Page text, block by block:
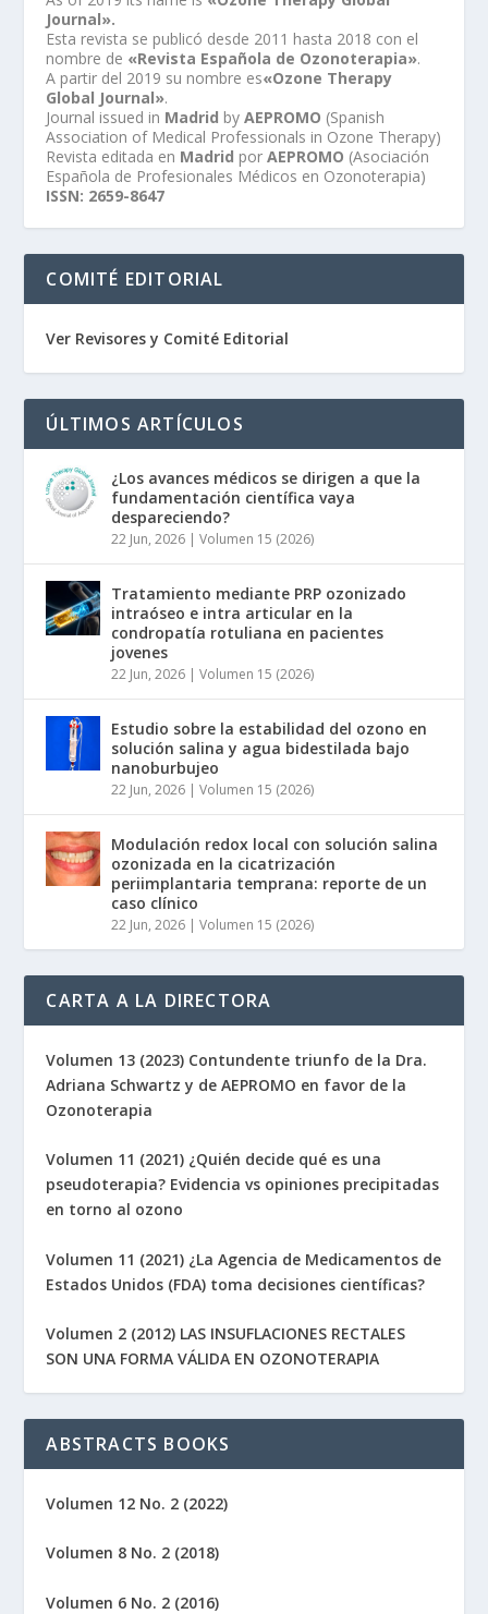
Journal».
Esta revista se publicó desde 2011 hasta 2018 con el
nombre de «Revista Española de Ozonoterapia».
A partir del 2019 su nombre es«Ozone Therapy
Global Journal».
Journal issued in Madrid byAEPROMO (Spanish
Association of Medical Professionals in Ozone Therapy)
Revista editada en Madrid porAEPROMO (Asociación
Española de Profesionales Médicos en Ozonoterapia)
ISSN: 2659-8647
COMITÉ EDITORIAL
Ver Revisores y Comité Editorial
ÚLTIMOS ARTÍCULOS
¿Los avances médicos se dirigen a que la
fundamentación científica vaya
despareciendo?
22 Jun, 2026 |Volumen 15 (2026)
Tratamiento mediante PRP ozonizado
intraóseo e intra articular en la
condropatía rotuliana en pacientes
jovenes
22 Jun, 2026 |Volumen 15 (2026)
Estudio sobre la estabilidad del ozono en
solución salina y agua bidestilada bajo
nanoburbujeo
22 Jun, 2026 |Volumen 15 (2026)
Modulación redox local con solución salina
ozonizada en la cicatrización
periimplantaria temprana: reporte de un
caso clínico
22 Jun, 2026 |Volumen 15 (2026)
CARTA A LA DIRECTORA
Volumen 13 (2023) Contundente triunfo de la Dra.
Adriana Schwartz y de AEPROMO en favor de la
Ozonoterapia
Volumen 11 (2021) ¿Quién decide qué es una
pseudoterapia? Evidencia vs opiniones precipitadas
en torno al ozono
Volumen 11 (2021) ¿La Agencia de Medicamentos de
Estados Unidos (FDA) toma decisiones científicas?
Volumen 2 (2012) LAS INSUFLACIONES RECTALES
SON UNA FORMA VÁLIDA EN OZONOTERAPIA
ABSTRACTS BOOKS
Volumen 12 No. 2 (2022)
Volumen 8 No. 2 (2018)
Volumen 6 No. 2 (2016)